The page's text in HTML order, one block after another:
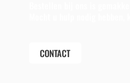
CONTACT